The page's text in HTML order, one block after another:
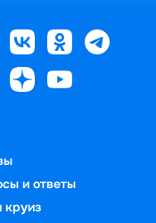
и ответы
круиз